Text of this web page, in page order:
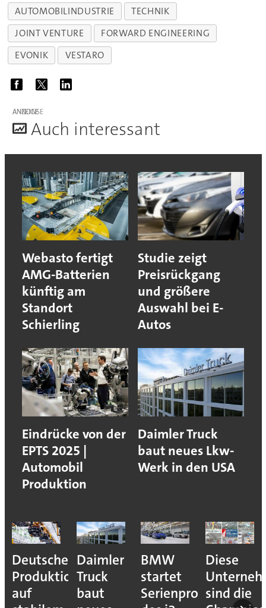
AUTOMOBILINDUSTRIE
TECHNIK
JOINT VENTURE
FORWARD ENGINEERING
EVONIK
VESTARO
ANZEIGE
Auch interessant
Webasto fertigt
AMG-Batterien
künftig am
Standort
Schierling
Studie zeigt
Preisrückgang
und größere
Auswahl bei E-
Autos
Eindrücke von der
EPTS 2025 |
Automobil
Produktion
Daimler Truck
baut neues Lkw-
Werk in den USA
Deutsche
Produktion
auf
Daimler
Truck
baut
BMW
startet
Serienproduktion
Diese
sind die